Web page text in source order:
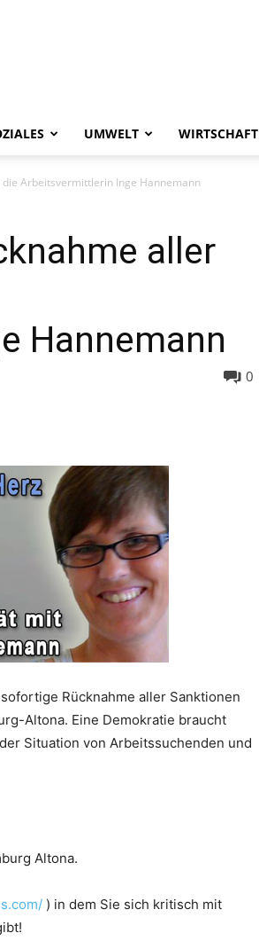
UMWELT WIRTSCHAFT
Arbeitsvermittlerin Inge Hannemann
aller
Hannemann
0
Rücknahme aller Sanktionen
Altona. Eine Demokratie braucht
Situation von Arbeitssuchenden und
Altona.
) in dem Sie sich kritisch mit